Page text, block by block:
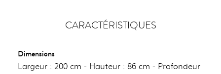
CARACTÉRISTIQUES
Dimensions
Largeur : 200 cm - Hauteur : 86 cm - Profondeur